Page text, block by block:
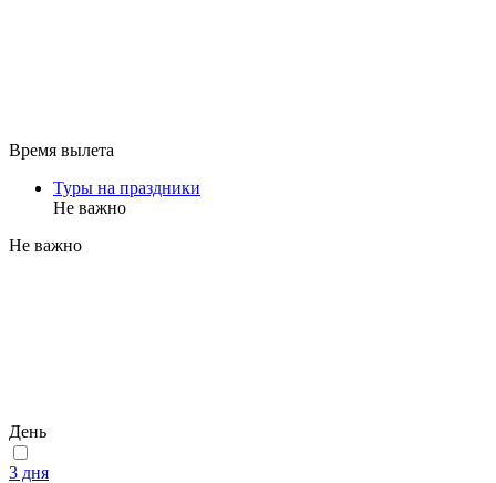
Время вылета
Туры на праздники
Не важно
Не важно
День
3 дня